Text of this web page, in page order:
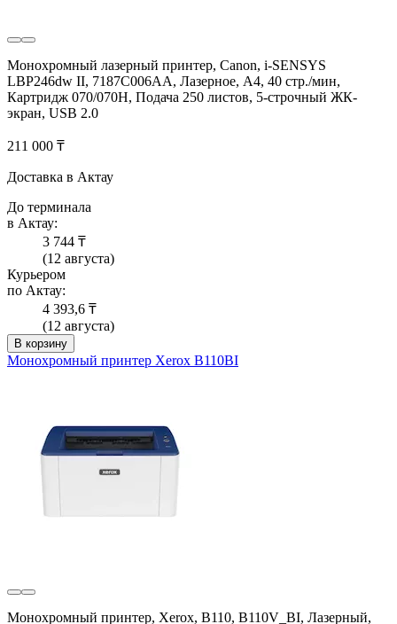
Монохромный лазерный принтер, Canon, i-SENSYS
LBP246dw II, 7187C006AA, Лазерное, А4, 40 стр./мин,
Картридж 070/070H, Подача 250 листов, 5-строчный ЖК-
экран, USB 2.0
211 000 ₸
Доставка в Актау
До терминала
в Актау:
3 744 ₸
(12 августа)
Курьером
по Актау:
4 393,6 ₸
(12 августа)
В корзину
Монохромный принтер Xerox B110BI
Монохромный принтер, Xerox, B110, B110V_BI, Лазерный,